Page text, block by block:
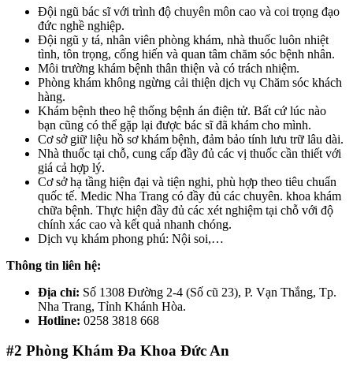
Đội ngũ bác sĩ với trình độ chuyên môn cao và coi trọng đạo
đức nghề nghiệp.
Đội ngũ y tá, nhân viên phòng khám, nhà thuốc luôn nhiệt
tình, tôn trọng, cống hiến và quan tâm chăm sóc bệnh nhân.
Môi trường khám bệnh thân thiện và có trách nhiệm.
Phòng khám không ngừng cải thiện dịch vụ Chăm sóc khách
hàng.
Khám bệnh theo hệ thống bệnh án điện tử. Bất cứ lúc nào
bạn cũng có thể gặp lại được bác sĩ đã khám cho mình.
Cơ sở giữ liệu hồ sơ khám bệnh, đảm bảo tính lưu trữ lâu dài.
Nhà thuốc tại chỗ, cung cấp đầy đủ các vị thuốc cần thiết với
giá cả hợp lý.
Cơ sở hạ tầng hiện đại và tiện nghi, phù hợp theo tiêu chuẩn
quốc tế. Medic Nha Trang có đầy đủ các chuyên. khoa khám
chữa bệnh. Thực hiện đầy đủ các xét nghiệm tại chỗ với độ
chính xác cao và kết quả nhanh chóng.
Dịch vụ khám phong phú: Nội soi,…
Thông tin liên hệ:
Địa chỉ: Số 1308 Đường 2-4 (Số cũ 23), P. Vạn Thắng, Tp.
Nha Trang, Tỉnh Khánh Hòa.
Hotline: 0258 3818 668
#2 Phòng Khám Đa Khoa Đức An